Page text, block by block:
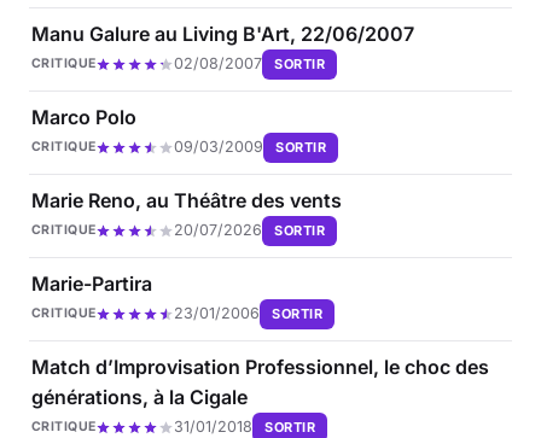
Manu Galure au Living B'Art, 22/06/2007
CRITIQUE 02/08/2007 SORTIR
Marco Polo
CRITIQUE 09/03/2009 SORTIR
Marie Reno, au Théâtre des vents
CRITIQUE 20/07/2026 SORTIR
Marie-Partira
CRITIQUE 23/01/2006 SORTIR
Match d’Improvisation Professionnel, le choc des
générations, à la Cigale
CRITIQUE 31/01/2018 SORTIR